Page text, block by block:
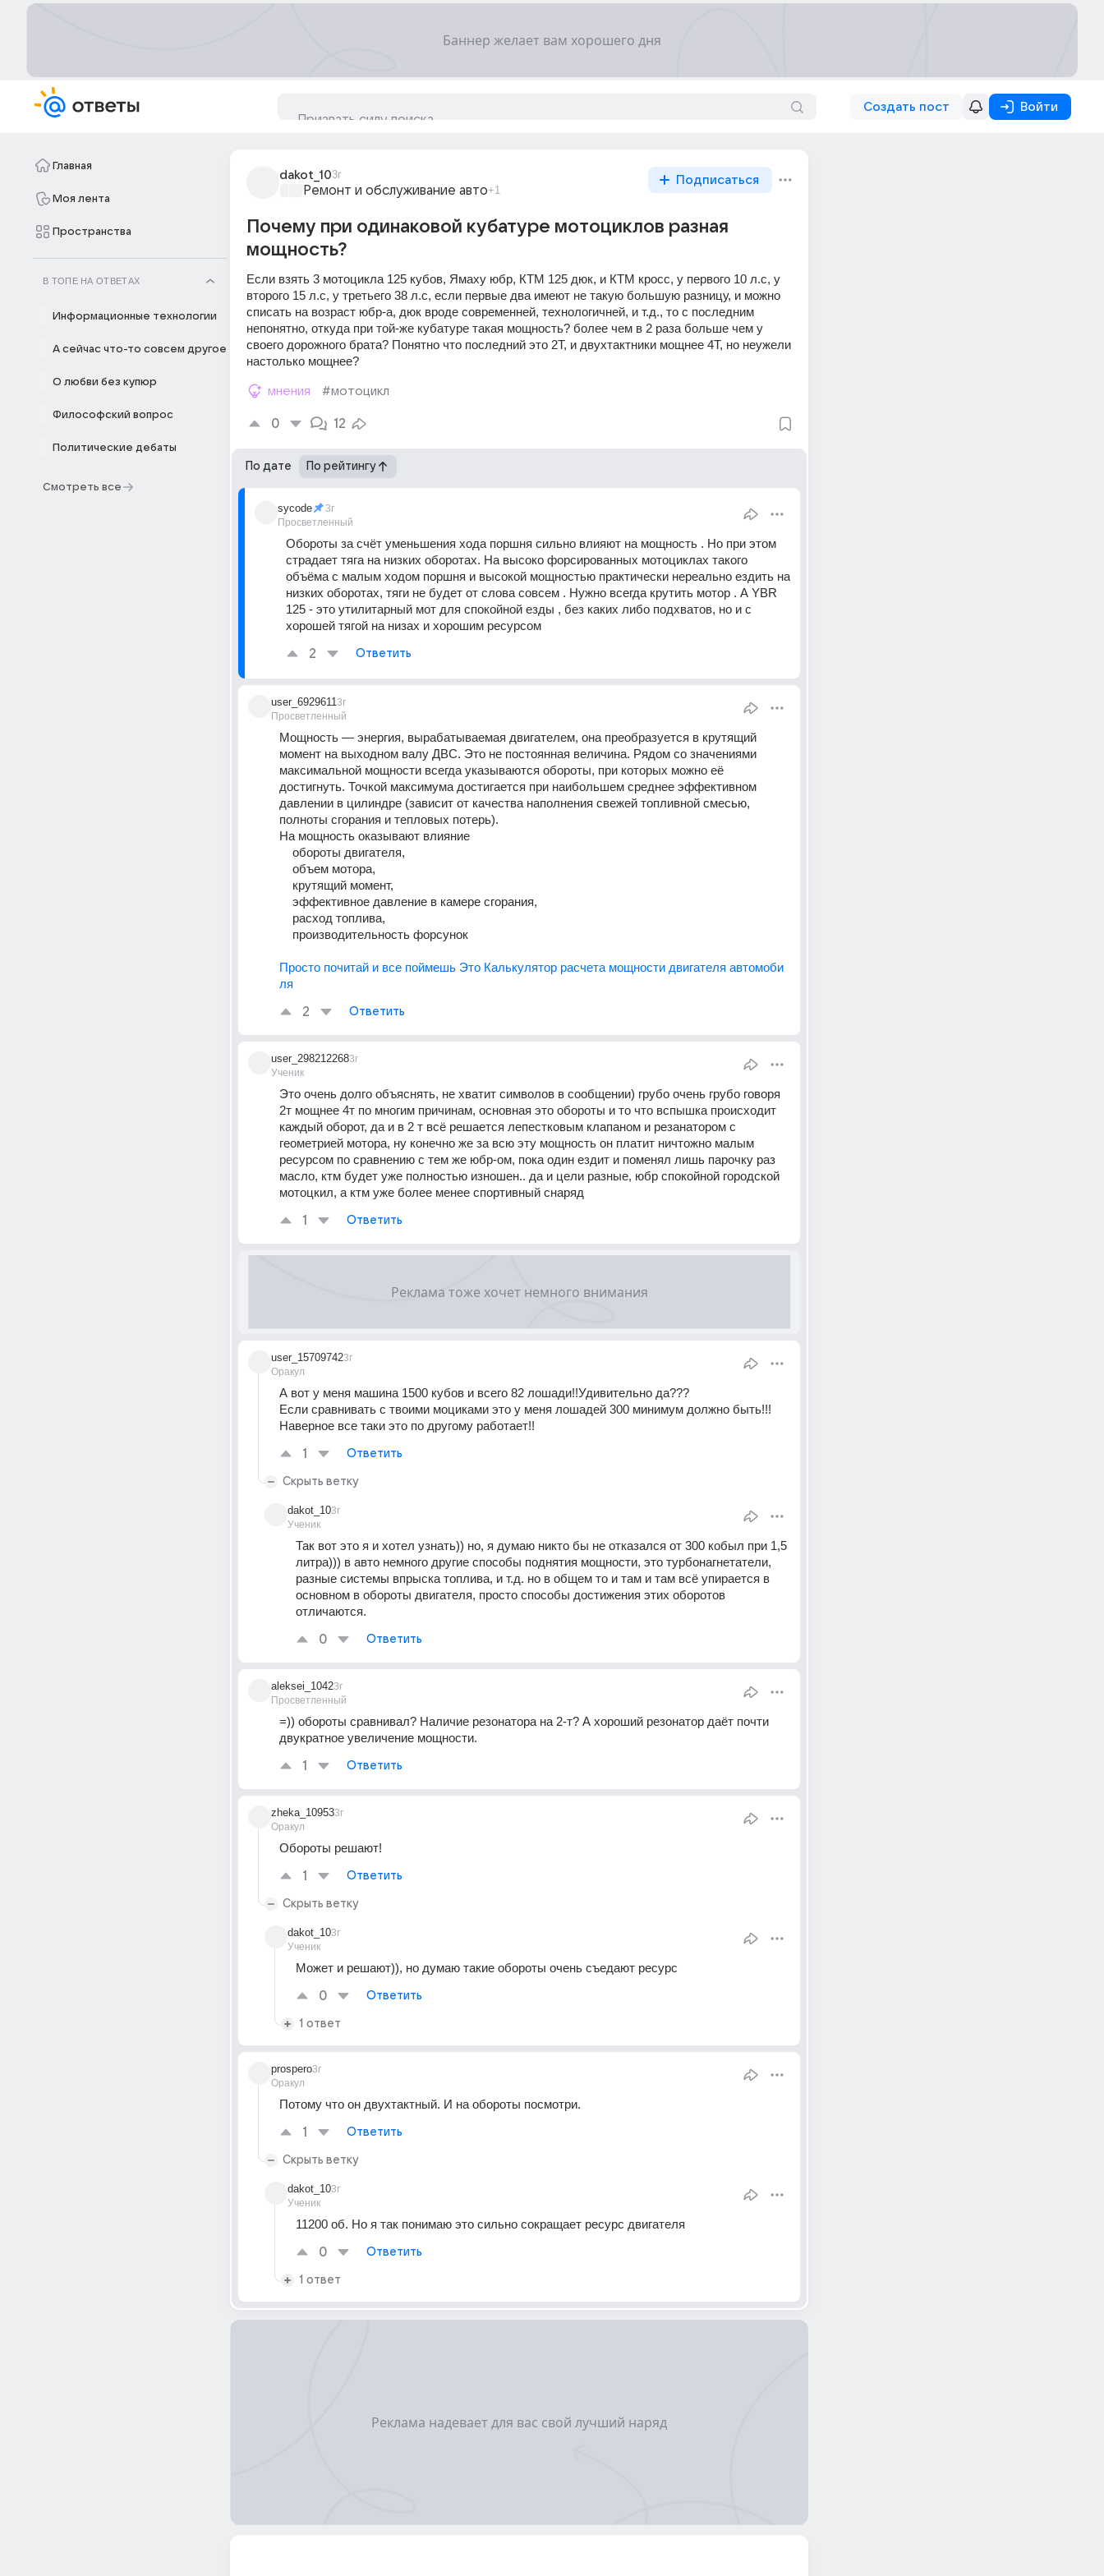
Создать пост Войти
Главная
Моя лента
Пространства
В ТОПЕ НА ОТВЕТАХ
Информационные технологии
А сейчас что-то совсем другое
О любви без купюр
Философский вопрос
Политические дебаты
Смотреть все
dakot_103г
Ремонт и обслуживание авто+1
Подписаться
Почему при одинаковой кубатуре мотоциклов разная
мощность?
Если взять 3 мотоцикла 125 кубов, Ямаху юбр, КТМ 125 дюк, и КТМ кросс, у первого 10 л.с, у
второго 15 л.с, у третьего 38 л.с, если первые два имеют не такую большую разницу, и можно
списать на возраст юбр-а, дюк вроде современней, технологичней, и т.д., то с последним
непонятно, откуда при той-же кубатуре такая мощность? более чем в 2 раза больше чем у
своего дорожного брата? Понятно что последний это 2Т, и двухтактники мощнее 4Т, но неужели
настолько мощнее?
мнения #мотоцикл
0 12
По дате По рейтингу
sycode
Просветленный
3г
Обороты за счёт уменьшения хода поршня сильно влияют на мощность . Но при этом
страдает тяга на низких оборотах. На высоко форсированных мотоциклах такого
объёма с малым ходом поршня и высокой мощностью практически нереально ездить на
низких оборотах, тяги не будет от слова совсем . Нужно всегда крутить мотор . А YBR
125 - это утилитарный мот для спокойной езды , без каких либо подхватов, но и с
хорошей тягой на низах и хорошим ресурсом
2 Ответить
user_6929611
Просветленный
3г
Мощность — энергия, вырабатываемая двигателем, она преобразуется в крутящий
момент на выходном валу ДВС. Это не постоянная величина. Рядом со значениями
максимальной мощности всегда указываются обороты, при которых можно её
достигнуть. Точкой максимума достигается при наибольшем среднее эффективном
давлении в цилиндре (зависит от качества наполнения свежей топливной смесью,
полноты сгорания и тепловых потерь).
На мощность оказывают влияние
    обороты двигателя,
    объем мотора,
    крутящий момент,
    эффективное давление в камере сгорания,
    расход топлива,
    производительность форсунок
Просто почитай и все поймешь Это Калькулятор расчета мощности двигателя автомоби
ля
2 Ответить
user_298212268
Ученик
3г
Это очень долго объяснять, не хватит символов в сообщении) грубо очень грубо говоря
2т мощнее 4т по многим причинам, основная это обороты и то что вспышка происходит
каждый оборот, да и в 2 т всё решается лепестковым клапаном и резанатором с
геометрией мотора, ну конечно же за всю эту мощность он платит ничтожно малым
ресурсом по сравнению с тем же юбр-ом, пока один ездит и поменял лишь парочку раз
масло, ктм будет уже полностью изношен.. да и цели разные, юбр спокойной городской
мотоцкил, а ктм уже более менее спортивный снаряд
1 Ответить
user_15709742
Оракул
3г
А вот у меня машина 1500 кубов и всего 82 лошади!!Удивительно да???
Если сравнивать с твоими моциками это у меня лошадей 300 минимум должно быть!!!
Наверное все таки это по другому работает!!
1 Ответить
Скрыть ветку
dakot_10
Ученик
3г
Так вот это я и хотел узнать)) но, я думаю никто бы не отказался от 300 кобыл при 1,5
литра))) в авто немного другие способы поднятия мощности, это турбонагнетатели,
разные системы впрыска топлива, и т.д. но в общем то и там и там всё упирается в
основном в обороты двигателя, просто способы достижения этих оборотов
отличаются.
0 Ответить
aleksei_1042
Просветленный
3г
=)) обороты сравнивал? Наличие резонатора на 2-т? А хороший резонатор даёт почти
двукратное увеличение мощности.
1 Ответить
zheka_10953
Оракул
3г
Обороты решают!
1 Ответить
Скрыть ветку
dakot_10
Ученик
3г
Может и решают)), но думаю такие обороты очень съедают ресурс
0 Ответить
1 ответ
prospero
Оракул
3г
Потому что он двухтактный. И на обороты посмотри.
1 Ответить
Скрыть ветку
dakot_10
Ученик
3г
11200 об. Но я так понимаю это сильно сокращает ресурс двигателя
0 Ответить
1 ответ